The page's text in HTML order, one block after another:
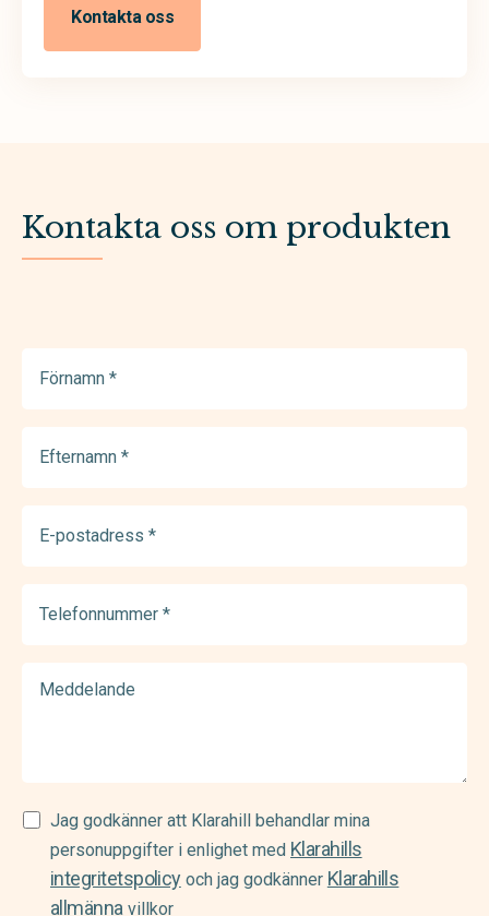
Kontakta oss
Kontakta oss om produkten
(Required)
(Required)
postadress
(Required)
Samtycke
(Required)
Jag godkänner att Klarahill behandlar mina
personuppgifter i enlighet med Klarahills
integritetspolicyoch jag godkänner Klarahills
allmännavillkor